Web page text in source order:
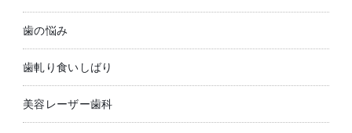
歯の悩み
歯軋り食いしばり
美容レーザー歯科